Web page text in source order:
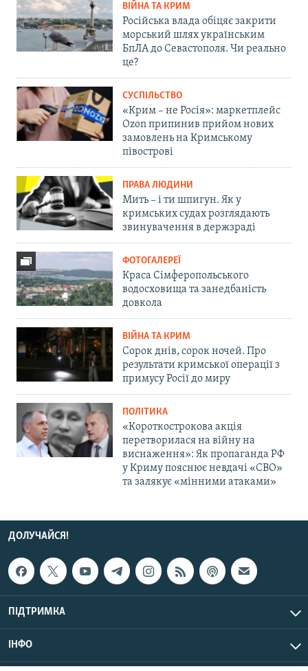
ВІЙНА ТА КРИМ
Російська влада обіцяє закрити
морський шлях українським
БпЛА до Севастополя. Чи реально
це?
СУСПІЛЬСТВО
«Крим – не Росія»: маркетплейс
Ozon припинив прийом нових
замовлень на Кримському
півострові
ПРАВА ЛЮДИНИ
Мить – і ти шпигун. Як у
кримських судах розглядають
звинувачення в держзраді
ФОТОГАЛЕРЕЇ
Краса Сімферопольського
водосховища та занедбаність
довкола
ВІЙНА ТА КРИМ
Сорок днів, сорок ночей. Про
результати кримської операції з
примусу Росії до миру
ПОЛІТИКА
«Короткострокова акція
перетворилася на війну на
виснаження»: Як пропаганда РФ
у Криму пояснює невдачі «СВО»
та залякує «мінними атаками»
ДОЛУЧАЙСЯ!
ПІДТРИМКА
ІНФО